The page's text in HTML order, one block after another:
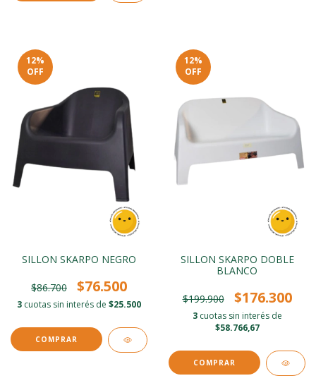
12%
OFF
SILLON SKARPO NEGRO
$86.700 $76.500
3 cuotas sin interés de $25.500
12%
OFF
SILLON SKARPO DOBLE
BLANCO
$199.900 $176.300
3 cuotas sin interés de
$58.766,67